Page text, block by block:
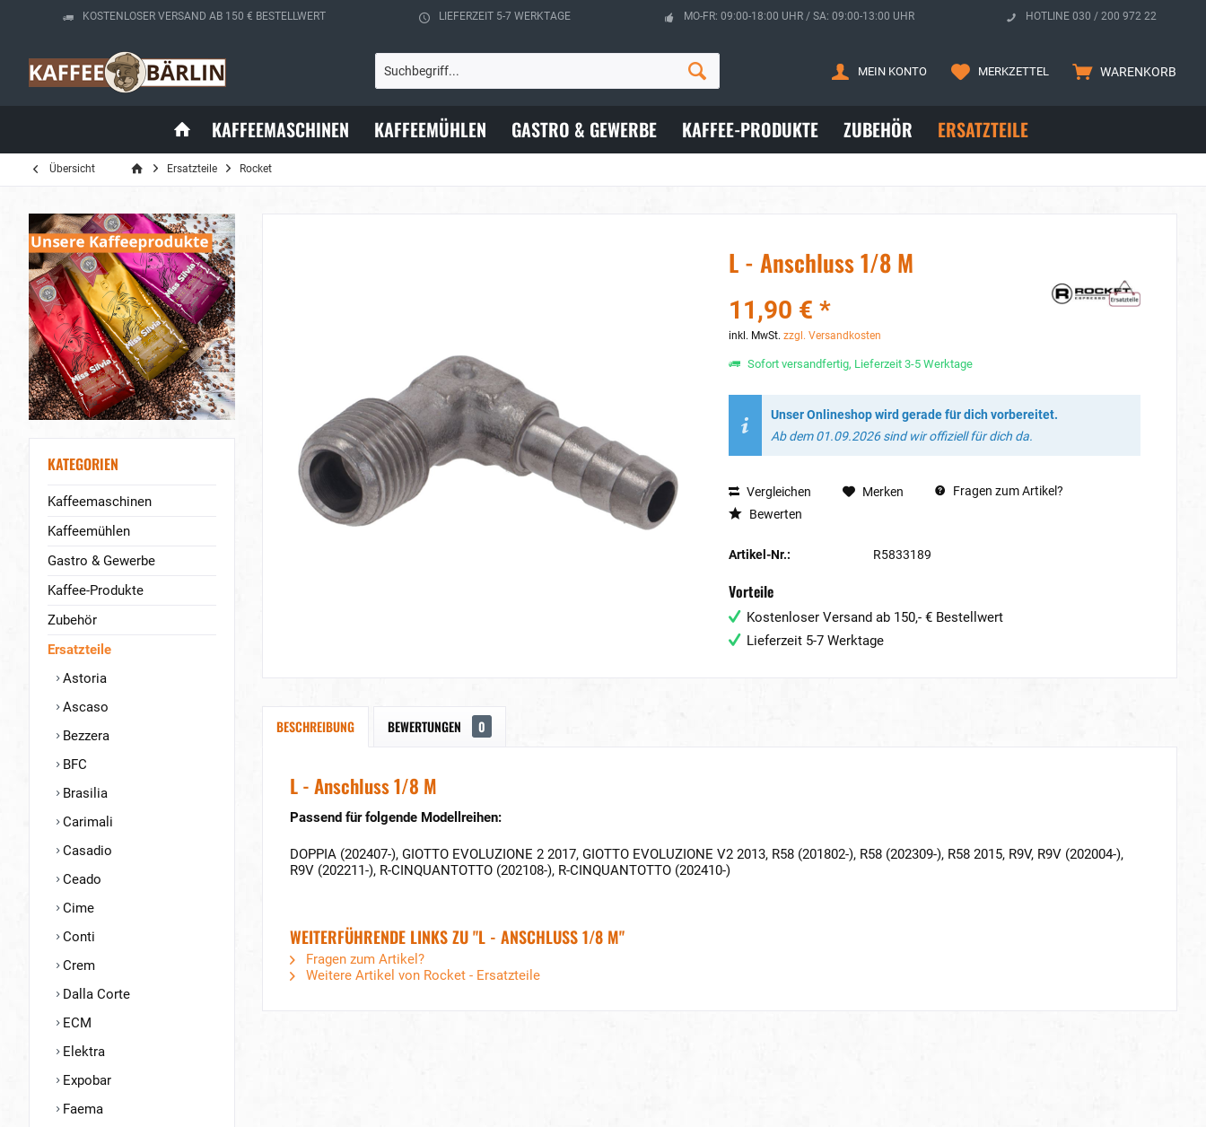
KOSTENLOSER VERSAND AB 150 € BESTELLWERT LIEFERZEIT 5-7 WERKTAGE MO-FR: 09:00-18:00 UHR / SA: 09:00-13:00 UHR HOTLINE 030 / 200 972 22
WARENKORB
MERKZETTEL
MEIN KONTO
KAFFEEMASCHINEN KAFFEEMÜHLEN GASTRO & GEWERBE KAFFEE-PRODUKTE ZUBEHÖR ERSATZTEILE
Übersicht Ersatzteile Rocket
KATEGORIEN
Kaffeemaschinen
Kaffeemühlen
Gastro & Gewerbe
Kaffee-Produkte
Zubehör
Ersatzteile
Astoria
Ascaso
Bezzera
BFC
Brasilia
Carimali
Casadio
Ceado
Cime
Conti
Crem
Dalla Corte
ECM
Elektra
Expobar
Faema
L - Anschluss 1/8 M
11,90 € *
inkl. MwSt. zzgl. Versandkosten
Sofort versandfertig, Lieferzeit 3-5 Werktage
Unser Onlineshop wird gerade für dich vorbereitet.
Ab dem 01.09.2026 sind wir offiziell für dich da.
Vergleichen Merken
Fragen zum Artikel?
Bewerten
Artikel-Nr.: R5833189
Vorteile
Kostenloser Versand ab 150,- € Bestellwert
Lieferzeit 5-7 Werktage
BESCHREIBUNG BEWERTUNGEN 0
L - Anschluss 1/8 M
Passend für folgende Modellreihen:
DOPPIA (202407-), GIOTTO EVOLUZIONE 2 2017, GIOTTO EVOLUZIONE V2 2013, R58 (201802-), R58 (202309-), R58 2015, R9V, R9V (202004-),
R9V (202211-), R-CINQUANTOTTO (202108-), R-CINQUANTOTTO (202410-)
WEITERFÜHRENDE LINKS ZU "L - ANSCHLUSS 1/8 M"
Fragen zum Artikel?
Weitere Artikel von Rocket - Ersatzteile